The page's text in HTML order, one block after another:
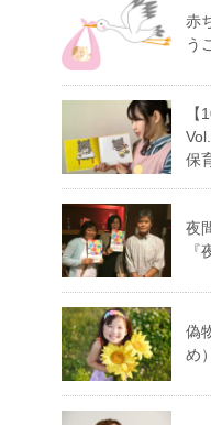
赤
う
保
夜
偽
め